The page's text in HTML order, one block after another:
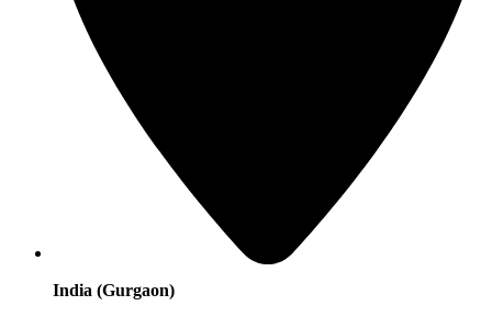
India (Gurgaon)